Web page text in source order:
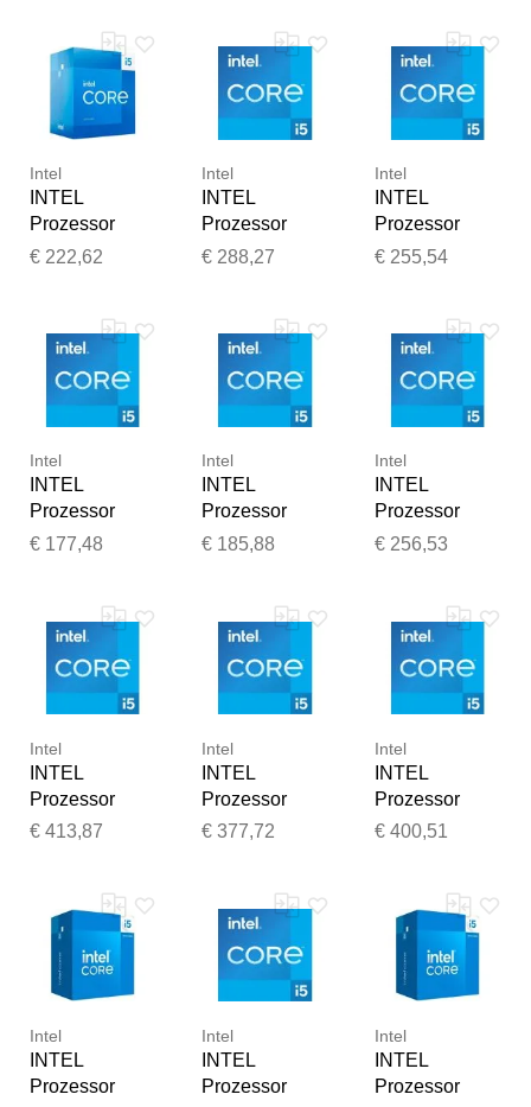
Intel
INTEL
Prozessor
"Core™ i5-
B:37,5mm
H:45mm,
Prozessoren,
Prozessor
€ 222,62
Intel
INTEL
Prozessor
"Core™ i5-
(silberfarben),
B:37,5mm
H:45mm,
Prozessoren,
Prozessor
€ 288,27
Intel
INTEL
Prozessor
"Core™ i5-
(silberfarben),
B:37,5mm
H:45mm,
Prozessoren,
Prozessor
€ 255,54
Intel
INTEL
Prozessor
"Core™ i5-
(silberfarben),
B:37,5mm
H:45mm,
Prozessoren,
Prozessor
€ 177,48
Intel
INTEL
Prozessor
"Core™ i5-
B:37,5mm
H:45mm,
Prozessoren,
Prozessor
€ 185,88
Intel
INTEL
Prozessor
"Core™ i5-
B:37,5mm
H:45mm,
Prozessoren,
Prozessor
€ 256,53
Intel
INTEL
Prozessor
"Core™ i5-
B:37,5mm
H:45mm,
Prozessoren,
Prozessor
€ 413,87
Intel
INTEL
Prozessor
"Core i5-
H:4mm
T:37,5mm,
Prozessoren,
Prozessor
€ 377,72
Intel
INTEL
Prozessor
"Core i5-
H:4,4mm
T:37,5mm,
Prozessoren,
Prozessor
€ 400,51
Intel
INTEL
Prozessor
Intel
INTEL
Prozessor
Intel
INTEL
Prozessor
Vielen Dank für Ihr
Ihr Feedback wird nun vor
der Veröffentlichung von
unserem Team geprüft.